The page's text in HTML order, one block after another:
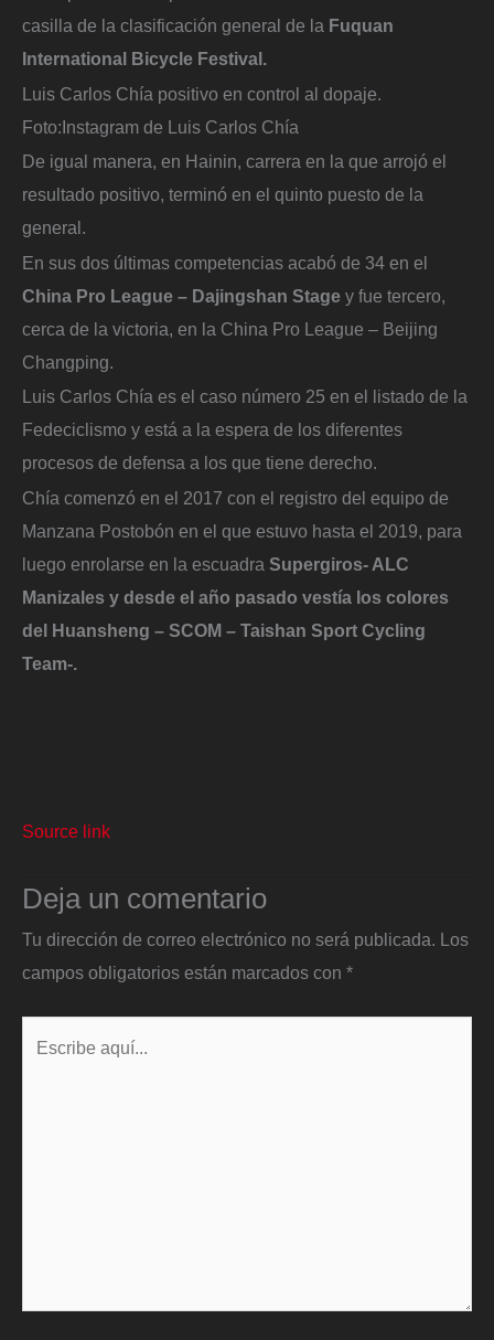
casilla de la clasificación general de la Fuquan
International Bicycle Festival.
Luis Carlos Chía positivo en control al dopaje.
Foto:Instagram de Luis Carlos Chía
De igual manera, en Hainin, carrera en la que arrojó el
resultado positivo, terminó en el quinto puesto de la
general.
En sus dos últimas competencias acabó de 34 en el
China Pro League – Dajingshan Stage y fue tercero,
cerca de la victoria, en la China Pro League – Beijing
Changping.
Luis Carlos Chía es el caso número 25 en el listado de la
Fedeciclismo y está a la espera de los diferentes
procesos de defensa a los que tiene derecho.
Chía comenzó en el 2017 con el registro del equipo de
Manzana Postobón en el que estuvo hasta el 2019, para
luego enrolarse en la escuadra Supergiros- ALC
Manizales y desde el año pasado vestía los colores
del Huansheng – SCOM – Taishan Sport Cycling
Team-.
Source link
Deja un comentario
Tu dirección de correo electrónico no será publicada.
Los
campos obligatorios están marcados con *